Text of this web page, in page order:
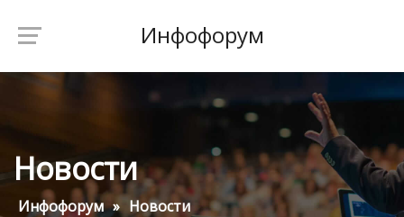
Инфофорум
Новости
Инфофорум Новости